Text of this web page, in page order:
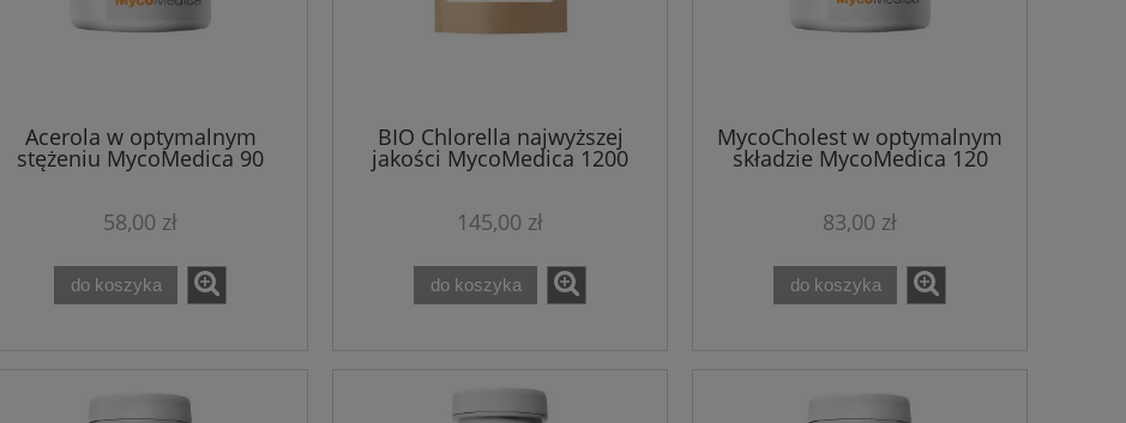
Acerola w optymalnym
stężeniu MycoMedica 90
kapsułek
58,00 zł
do koszyka
BIO Chlorella najwyższej
jakości MycoMedica 1200
tabletek
145,00 zł
do koszyka
MycoCholest w optymalnym
składzie MycoMedica 120
kapsułek
83,00 zł
do koszyka